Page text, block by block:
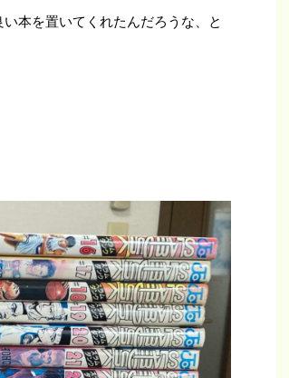
本を置いてくれたんだろうな、と